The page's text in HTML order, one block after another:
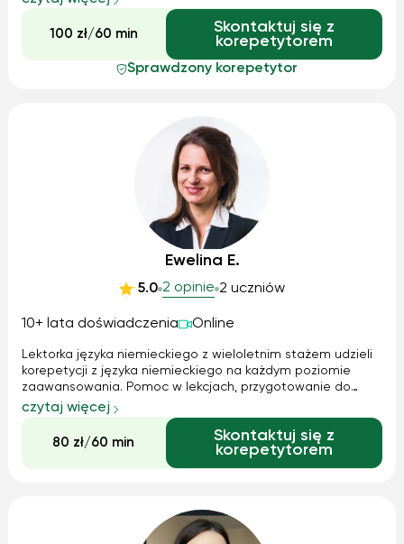
w pracy z dziećmi i dorosłymi w spektrum autyzmu. Jestem
zaznajomiona i przeszkolona w...
100 zł/60 min
Skontaktuj się z
korepetytorem
Sprawdzony korepetytor
Ewelina E.
5.0 2 opinie 2 uczniów
10+ lata doświadczenia Online
Lektorka języka niemieckiego z wieloletnim stażem udzieli
korepetycji z języka niemieckiego na każdym poziomie
zaawansowania. Pomoc w lekcjach, przygotowanie do
testów, konwersacje, niemiecki dla firm. Serdecznie
zapraszam również do południa. Gwarantuję ciekawe
materiały dostosowane do indywidualny...
czytaj więcej
80 zł/60 min
Skontaktuj się z
korepetytorem